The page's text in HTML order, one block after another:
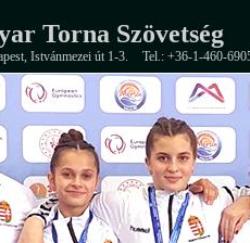
Torna Szövetség
Istvánmezei út 1-3. Tel.: +36-1-460-